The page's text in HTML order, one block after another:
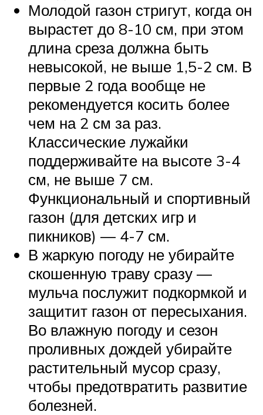
Молодой газон стригут, когда он
вырастет до 8-10 см, при этом
длина среза должна быть
невысокой, не выше 1,5-2 см. В
первые 2 года вообще не
рекомендуется косить более
чем на 2 см за раз.
Классические лужайки
поддерживайте на высоте 3-4
см, не выше 7 см.
Функциональный и спортивный
газон (для детских игр и
пикников) — 4-7 см.
В жаркую погоду не убирайте
скошенную траву сразу —
мульча послужит подкормкой и
защитит газон от пересыхания.
Во влажную погоду и сезон
проливных дождей убирайте
растительный мусор сразу,
чтобы предотвратить развитие
болезней.